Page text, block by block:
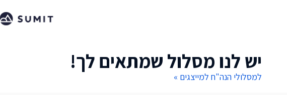
יש לנו מסלול שמתאים לך!
למסלולי הנה"ח למייצגים »